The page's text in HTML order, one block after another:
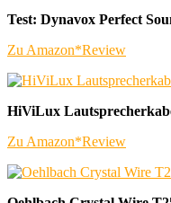
Test: Dynavox Perfect
Zu Amazon*Review
HiViLux
Zu Amazon*Review